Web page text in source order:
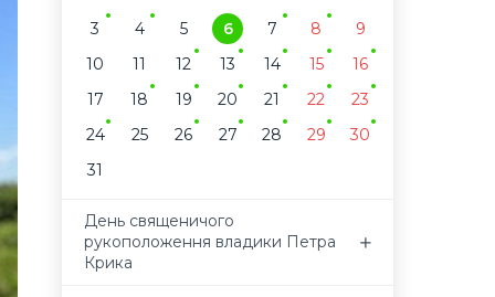
3
4 5 6 7 8
9
10
11 12 13 14 15
16
17
18 19 20 21 22
23
24
25 26 27 28 29
30
31
День священичого
рукоположення владики Петра
Крика